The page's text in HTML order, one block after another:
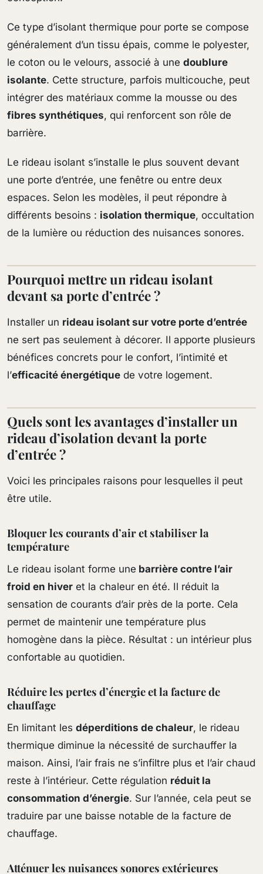
Ce type d’isolant thermique pour porte se compose
généralement d’un tissu épais, comme le polyester,
le coton ou le velours, associé à une doublure
isolante. Cette structure, parfois multicouche, peut
intégrer des matériaux comme la mousse ou des
fibres synthétiques, qui renforcent son rôle de
barrière.
Le rideau isolant s’installe le plus souvent devant
une porte d’entrée, une fenêtre ou entre deux
espaces. Selon les modèles, il peut répondre à
différents besoins : isolation thermique, occultation
de la lumière ou réduction des nuisances sonores.
Pourquoi mettre un rideau isolant
devant sa porte d’entrée ?
Installer un rideau isolant sur votre porte d’entrée
ne sert pas seulement à décorer. Il apporte plusieurs
bénéfices concrets pour le confort, l’intimité et
l’efficacité énergétique de votre logement.
Quels sont les avantages d’installer un
rideau d’isolation devant la porte
d’entrée ?
Voici les principales raisons pour lesquelles il peut
être utile.
Bloquer les courants d’air et stabiliser la
température
Le rideau isolant forme une barrière contre l’air
froid en hiver et la chaleur en été. Il réduit la
sensation de courants d’air près de la porte. Cela
permet de maintenir une température plus
homogène dans la pièce. Résultat : un intérieur plus
confortable au quotidien.
Réduire les pertes d’énergie et la facture de
chauffage
En limitant les déperditions de chaleur, le rideau
thermique diminue la nécessité de surchauffer la
maison. Ainsi, l’air frais ne s’infiltre plus et l’air chaud
reste à l’intérieur. Cette régulation réduit la
consommation d’énergie. Sur l’année, cela peut se
traduire par une baisse notable de la facture de
chauffage.
Atténuer les nuisances sonores extérieures